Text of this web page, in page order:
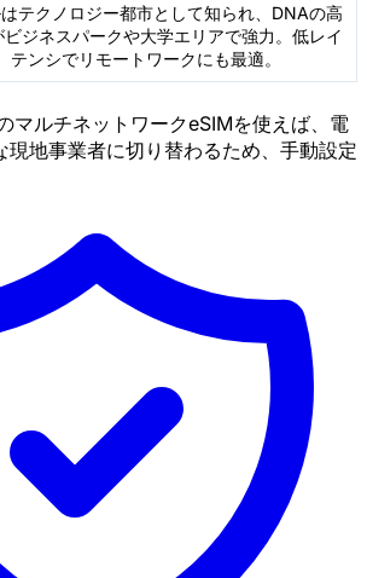
テクノロジー都市として知られ、DNAの高
ビジネスパークや大学エリアで強力。低レイ
テンシでリモートワークにも最適。
マルチネットワークeSIMを使えば、電
現地事業者に切り替わるため、手動設定